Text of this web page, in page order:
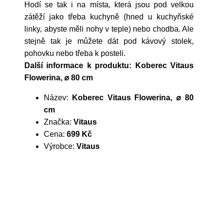
Hodí se tak i na místa, která jsou pod velkou
zátěží jako třeba kuchyně (hned u kuchyňské
linky, abyste měli nohy v teple) nebo chodba. Ale
stejně tak je můžete dát pod kávový stolek,
pohovku nebo třeba k posteli.
Další informace k produktu: Koberec Vitaus
Flowerina, ⌀ 80 cm
Název:
Koberec Vitaus Flowerina, ⌀ 80
cm
Značka: Vitaus
Cena: 699 Kč
Výrobce: Vitaus